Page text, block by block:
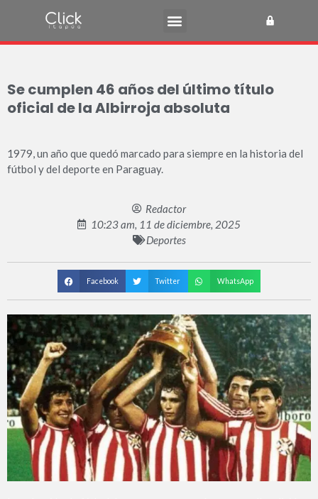
Se cumplen 46 años del último título
oficial de la Albirroja absoluta
1979, un año que quedó marcado para siempre en la historia del
fútbol y del deporte en Paraguay.
Redactor
10:23 am, 11 de diciembre, 2025
Deportes
Facebook Twitter WhatsApp